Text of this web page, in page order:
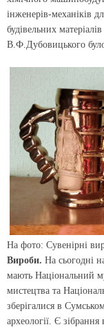
інженерів-механіків
будівельних
В.Ф.Дубовицького
На фото: Сувенірні
Вироби. На сьогодні
мають Національний
мистецтва та
зберіга­лися в
археології. Є